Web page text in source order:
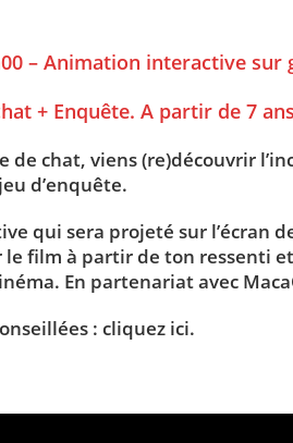
– Animation interactive sur
+ Enquête. A partir de 7
de chat, viens (re)découvrir
d’enquête.
qui sera projeté sur l’écran
film à partir de ton ressenti
. En partenariat avec
: cliquez ici.